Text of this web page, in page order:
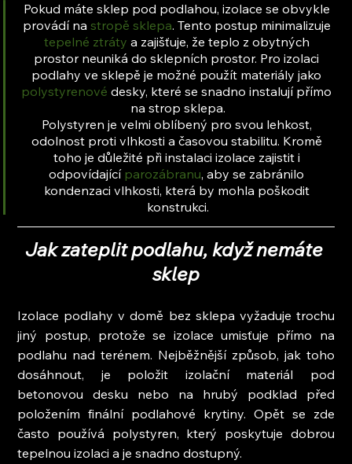
Pokud máte sklep pod podlahou, izolace se obvykle
provádí na stropě sklepa. Tento postup minimalizuje
tepelné ztráty a zajišťuje, že teplo z obytných
prostor neuniká do sklepních prostor. Pro izolaci
podlahy ve sklepě je možné použít materiály jako
polystyrenové desky, které se snadno instalují přímo
na strop sklepa.
Polystyren je velmi oblíbený pro svou lehkost,
odolnost proti vlhkosti a časovou stabilitu. Kromě
toho je důležité při instalaci izolace zajistit i
odpovídající parozábranu, aby se zabránilo
kondenzaci vlhkosti, která by mohla poškodit
konstrukci.
Jak zateplit podlahu, když nemáte
sklep
Izolace podlahy v domě bez sklepa vyžaduje trochu
jiný postup, protože se izolace umisťuje přímo na
podlahu nad terénem. Nejběžnější způsob, jak toho
dosáhnout, je položit izolační materiál pod
betonovou desku nebo na hrubý podklad před
položením finální podlahové krytiny. Opět se zde
často používá polystyren, který poskytuje dobrou
tepelnou izolaci a je snadno dostupný.